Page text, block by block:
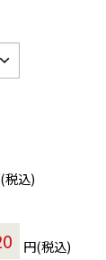
(税込)
円(税込)